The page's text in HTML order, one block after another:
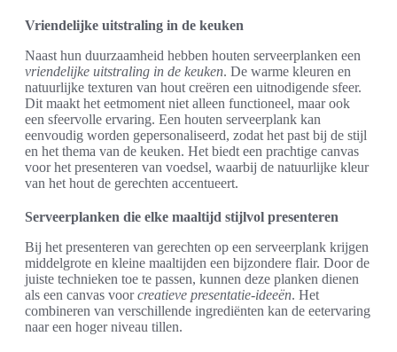
Vriendelijke uitstraling in de keuken
Naast hun duurzaamheid hebben houten serveerplanken een
vriendelijke uitstraling in de keuken. De warme kleuren en
natuurlijke texturen van hout creëren een uitnodigende sfeer.
Dit maakt het eetmoment niet alleen functioneel, maar ook
een sfeervolle ervaring. Een houten serveerplank kan
eenvoudig worden gepersonaliseerd, zodat het past bij de stijl
en het thema van de keuken. Het biedt een prachtige canvas
voor het presenteren van voedsel, waarbij de natuurlijke kleur
van het hout de gerechten accentueert.
Serveerplanken die elke maaltijd stijlvol presenteren
Bij het presenteren van gerechten op een serveerplank krijgen
middelgrote en kleine maaltijden een bijzondere flair. Door de
juiste technieken toe te passen, kunnen deze planken dienen
als een canvas voorcreatieve presentatie-ideeën. Het
combineren van verschillende ingrediënten kan de eetervaring
naar een hoger niveau tillen.